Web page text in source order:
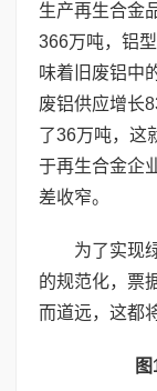
生产再生合金
366万吨，铝
味着旧废铝中
废铝供应增长
了36万吨，这
于再生合金企
差收窄。
为了实现
的规范化，票
而道远，这都
图